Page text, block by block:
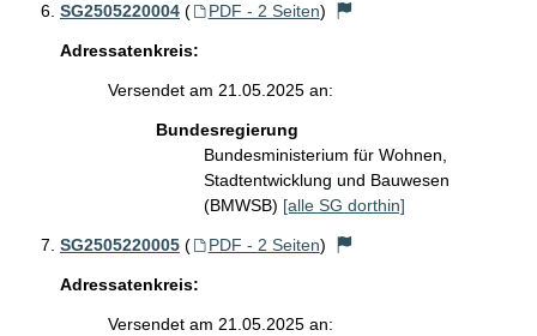
SG2505220004 ( PDF - 2 Seiten)
Adressatenkreis:
Versendet am 21.05.2025 an:
Bundesregierung
Bundesministerium für Wohnen,
Stadtentwicklung und Bauwesen
(BMWSB) [alle SG dorthin]
SG2505220005 ( PDF - 2 Seiten)
Adressatenkreis:
Versendet am 21.05.2025 an: